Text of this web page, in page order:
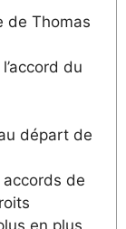
de Thomas
du
départ de
de
en plus